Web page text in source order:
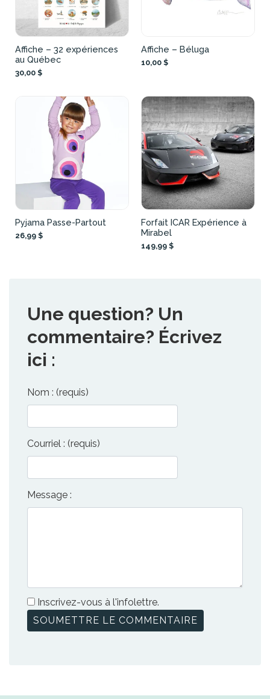
Affiche – 32 expériences
au Québec
30,00 $
Affiche – Béluga
10,00 $
Pyjama Passe-Partout
26,99 $
Forfait ICAR Expérience à
Mirabel
149,99 $
Une question? Un
commentaire? Écrivez
ici :
Nom : (requis)
Courriel : (requis)
Message :
Inscrivez-vous à l'infolettre.